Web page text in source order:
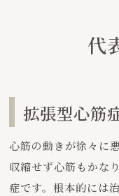
代
拡張型心筋
心筋の動きが徐々に
収縮せず心筋もかな
症です。根本的には